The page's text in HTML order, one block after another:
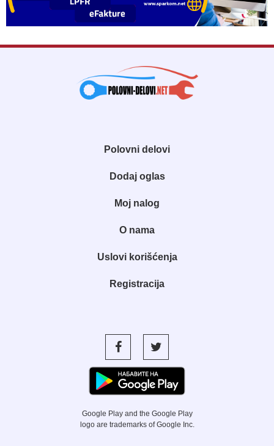
Polovni delovi
Dodaj oglas
Moj nalog
O nama
Uslovi korišćenja
Registracija
Google Play and the Google Play
logo are trademarks of Google Inc.